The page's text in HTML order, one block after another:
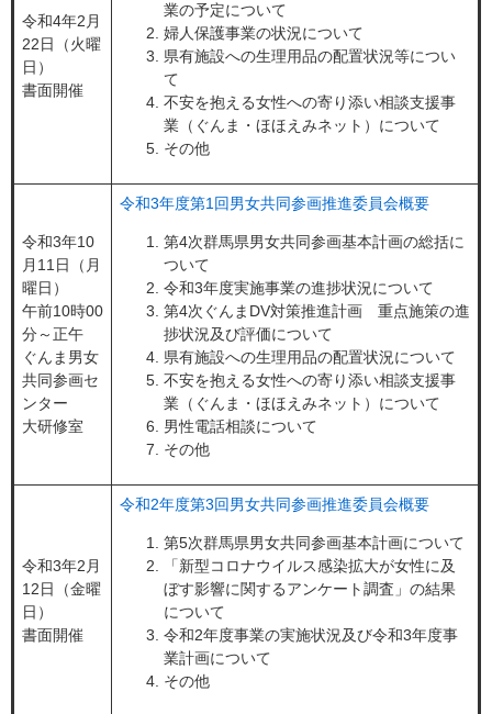
令和4年2月
22日（火曜
日）
書面開催
業の予定について
婦人保護事業の状況について
県有施設への生理用品の配置状況等につい
て
不安を抱える女性への寄り添い相談支援事
業（ぐんま・ほほえみネット）について
その他
令和3年10
月11日（月
曜日）
午前10時00
分～正午
ぐんま男女
共同参画セ
ンター
大研修室
令和3年度第1回男女共同参画推進委員会概要
第4次群馬県男女共同参画基本計画の総括に
ついて
令和3年度実施事業の進捗状況について
第4次ぐんまDV対策推進計画 重点施策の進
捗状況及び評価について
県有施設への生理用品の配置状況について
不安を抱える女性への寄り添い相談支援事
業（ぐんま・ほほえみネット）について
男性電話相談について
その他
令和3年2月
12日（金曜
日）
書面開催
令和2年度第3回男女共同参画推進委員会概要
第5次群馬県男女共同参画基本計画について
「新型コロナウイルス感染拡大が女性に及
ぼす影響に関するアンケート調査」の結果
について
令和2年度事業の実施状況及び令和3年度事
業計画について
その他